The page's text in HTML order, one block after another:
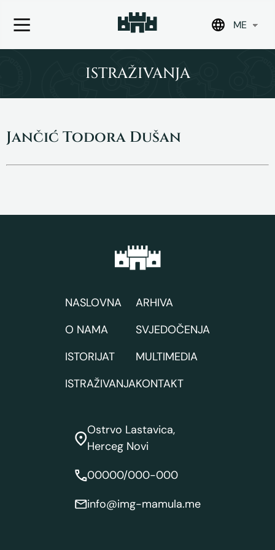
ME
ISTRAŽIVANJA
Jančić Todora Dušan
NASLOVNA
O NAMA
ISTORIJAT
ISTRAŽIVANJA
ARHIVA
SVJEDOČENJA
MULTIMEDIA
KONTAKT
Ostrvo Lastavica,
Herceg Novi
00000/000-000
info@img-mamula.me